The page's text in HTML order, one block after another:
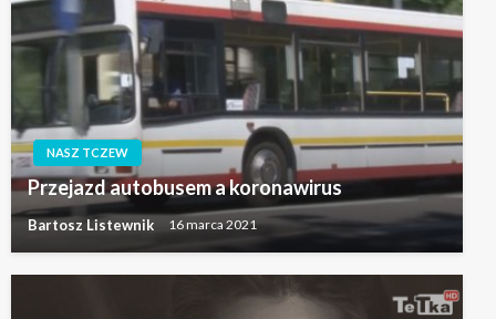
NASZ TCZEW
Przejazd autobusem a koronawirus
Bartosz Listewnik 16 marca 2021